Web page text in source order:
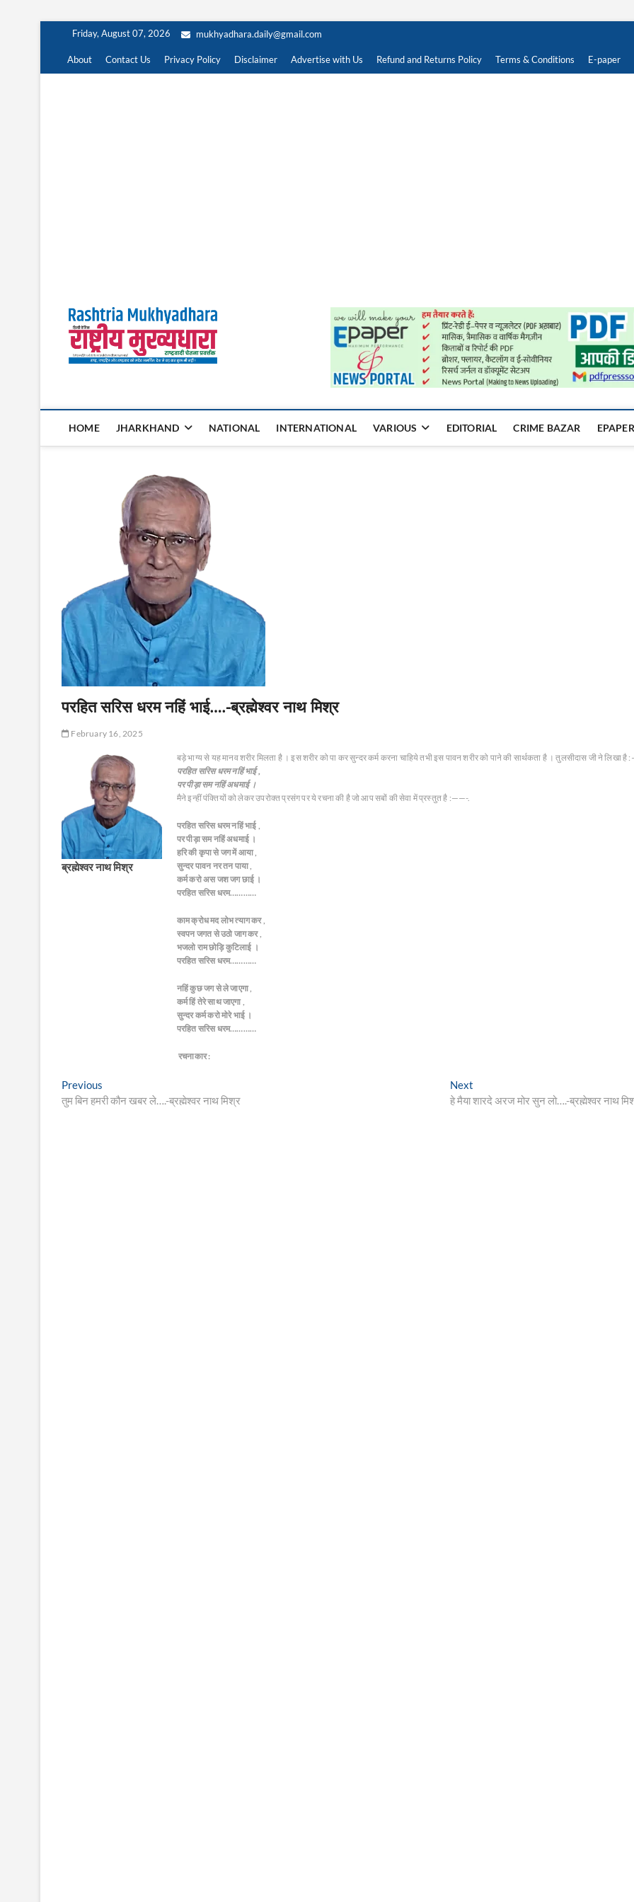
content
Friday, August 07, 2026 mukhyadhara.daily@gmail.com
About Contact Us Privacy Policy Disclaimer Advertise with Us Refund and Returns Policy Terms & Conditions E-paper
Rashtria Mukhyadhara
HOME JHARKHAND NATIONAL INTERNATIONAL VARIOUS EDITORIAL CRIME BAZAR
परहित सरिस धरम नहिं भाई….-ब्रह्मेश्वर नाथ मिश्र
February 16, 2025
बड़े भाग्य से यह मानव शरीर मिलता है । इस शरीर को पा कर सुन्दर कर्म करना चाहिये तभी इस पावन शरीर को पाने की सार्थकता है । तुलसीदास जी ने लिखा है
परहित सरिस धरम नहिं भाई ,
पर पीड़ा सम नहिं अधमाई ।
मैने इन्हीं पंक्तियों को लेकर उपरोक्त प्रसंग पर ये रचना की है जो आप सबों की सेवा में प्रस्तुत है :——-.
परहित सरिस धरम नहिं भाई ,
पर पीड़ा सम नहिं अधमाई ।
हरि की कृपा से जग में आया ,
सुन्दर पावन नर तन पाया ,
कर्म करो अस जश जग छाई ।
परहित सरिस धरम…………
काम क्रोध मद लोभ त्याग कर ,
स्वपन जगत से उठो जाग कर ,
भजलो राम छोड़ि कुटिलाई ।
परहित सरिस धरम…………
नहिं कुछ जग से ले जाएगा ,
कर्म हिं तेरे साथ जाएगा ,
सुन्दर कर्म करो मोरे भाई ।
परहित सरिस धरम…………
रचनाकार :
ब्रह्मेश्वर नाथ मिश्र
Post
navigation
Previous
post:
तुम बिन हमरी कौन खबर ले….-ब्रह्मेश्वर नाथ मिश्र
Next
post:
हे मैया शारदे अरज मोर सुन लो….-ब्रह्मेश्वर नाथ